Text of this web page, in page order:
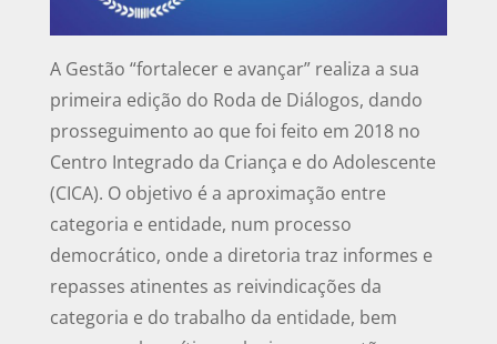
A Gestão “fortalecer e avançar” realiza a sua
primeira edição do Roda de Diálogos, dando
prosseguimento ao que foi feito em 2018 no
Centro Integrado da Criança e do Adolescente
(CICA). O objetivo é a aproximação entre
categoria e entidade, num processo
democrático, onde a diretoria traz informes e
repasses atinentes as reivindicações da
categoria e do trabalho da entidade, bem